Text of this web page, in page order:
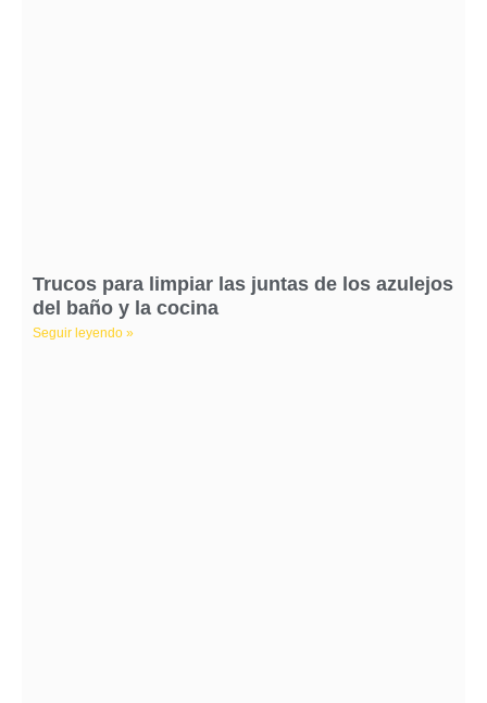
Trucos para limpiar las juntas de los azulejos
del baño y la cocina
Seguir leyendo »